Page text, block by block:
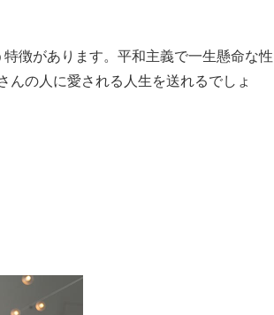
徴があります。平和主義で一生懸命な性
の人に愛される人生を送れるでしょ